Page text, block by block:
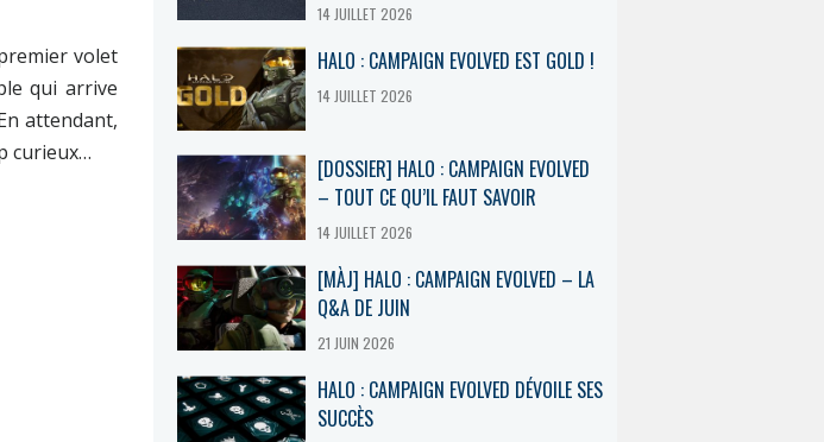
volet
qui arrive
attendant,
curieux…
14 JUILLET 2026
HALO : CAMPAIGN EVOLVED EST GOLD !
14 JUILLET 2026
[DOSSIER] HALO : CAMPAIGN EVOLVED
– TOUT CE QU’IL FAUT SAVOIR
14 JUILLET 2026
[MÀJ] HALO : CAMPAIGN EVOLVED – LA
Q&A DE JUIN
21 JUIN 2026
HALO : CAMPAIGN EVOLVED DÉVOILE SES
SUCCÈS